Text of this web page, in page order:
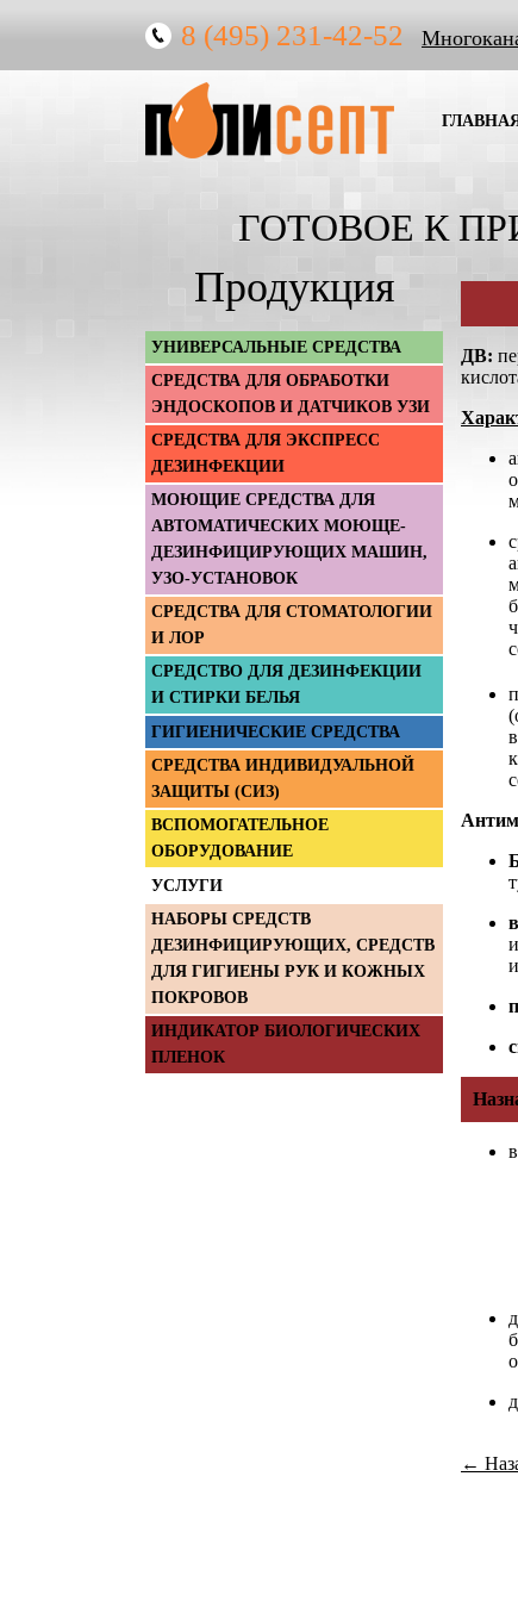
8 (495) 231-42-52
ГОТОВОЕ К
Продукция
УНИВЕРСАЛЬНЫЕ СРЕДСТВА
СРЕДСТВА ДЛЯ ОБРАБОТКИ
ЭНДОСКОПОВ И ДАТЧИКОВ УЗИ
СРЕДСТВА ДЛЯ ЭКСПРЕСС
ДЕЗИНФЕКЦИИ
МОЮЩИЕ СРЕДСТВА ДЛЯ
АВТОМАТИЧЕСКИХ МОЮЩЕ-
ДЕЗИНФИЦИРУЮЩИХ МАШИН,
УЗО-УСТАНОВОК
СРЕДСТВА ДЛЯ СТОМАТОЛОГИИ
И ЛОР
СРЕДСТВО ДЛЯ ДЕЗИНФЕКЦИИ
И СТИРКИ БЕЛЬЯ
ГИГИЕНИЧЕСКИЕ СРЕДСТВА
СРЕДСТВА ИНДИВИДУАЛЬНОЙ
ЗАЩИТЫ (СИЗ)
ВСПОМОГАТЕЛЬНОЕ
ОБОРУДОВАНИЕ
УСЛУГИ
НАБОРЫ СРЕДСТВ
ДЕЗИНФИЦИРУЮЩИХ, СРЕДСТВ
ДЛЯ ГИГИЕНЫ РУК И КОЖНЫХ
ПОКРОВОВ
ИНДИКАТОР БИОЛОГИЧЕСКИХ
ПЛЕНОК
ДВ:
←